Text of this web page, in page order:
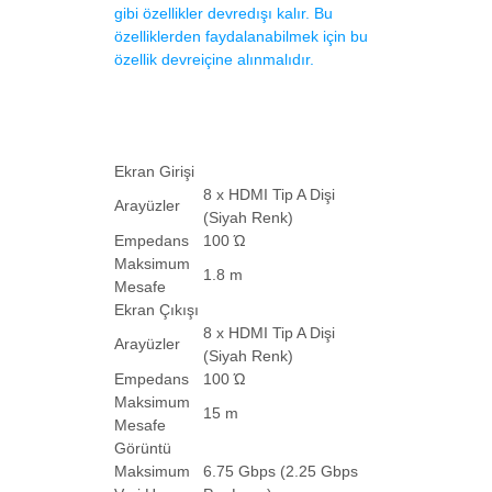
gibi özellikler devredışı kalır. Bu
özelliklerden faydalanabilmek için bu
özellik devreiçine alınmalıdır.
Ekran Girişi
Arayüzler
8 x HDMI Tip A Dişi
(Siyah Renk)
Empedans
100 Ώ
Maksimum
Mesafe
1.8 m
Ekran Çıkışı
Arayüzler
8 x HDMI Tip A Dişi
(Siyah Renk)
Empedans
100 Ώ
Maksimum
Mesafe
15 m
Görüntü
Maksimum
6.75 Gbps (2.25 Gbps